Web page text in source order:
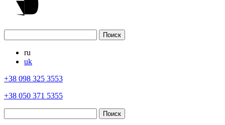
ru
uk
+38 098 325 3553
+38 050 371 5355